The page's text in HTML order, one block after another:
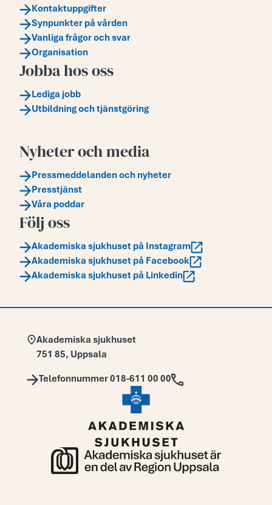
Kontaktuppgifter
Synpunkter på vården
Vanliga frågor och svar
Organisation
Jobba hos oss
Lediga jobb
Utbildning och tjänstgöring
Nyheter och media
Pressmeddelanden och nyheter
Presstjänst
Våra poddar
Följ oss
Akademiska sjukhuset på Instagram
Akademiska sjukhuset på Facebook
Akademiska sjukhuset på Linkedin
Adress:
Akademiska sjukhuset
751 85, Uppsala
Telefon:
Telefonnummer 018-611 00 00